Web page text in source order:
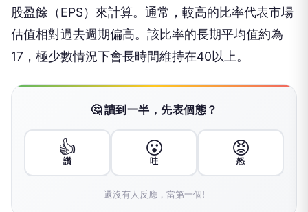
股盈餘（EPS）來計算。通常，較高的比率代表市場
估值相對過去週期偏高。該比率的長期平均值約為
17，極少數情況下會長時間維持在40以上。
🤔 讀到一半，先表個態？
👍
讚
😮
哇
😡
怒
還沒有人反應，當第一個!